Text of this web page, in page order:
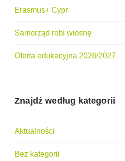
Erasmus+ Cypr
Samorząd robi wiosnę
Oferta edukacyjna 2026/2027
Znajdź według kategorii
Aktualności
Bez kategorii